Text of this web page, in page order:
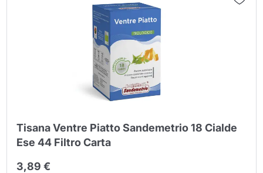
Tisana Ventre Piatto Sandemetrio 18 Cialde
Ese 44 Filtro Carta
3,89 €